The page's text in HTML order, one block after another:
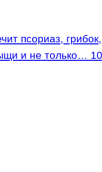
псориаз, грибок,
и не только…